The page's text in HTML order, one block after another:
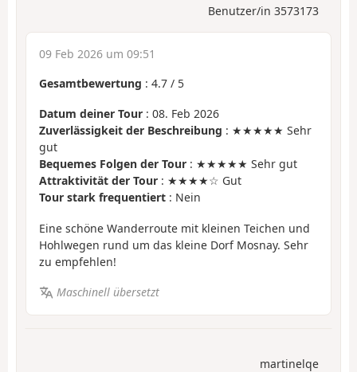
Benutzer/in 3573173
09 Feb 2026 um 09:51
Gesamtbewertung : 4.7 / 5
Datum deiner Tour : 08. Feb 2026
Zuverlässigkeit der Beschreibung : ★★★★★ Sehr
gut
Bequemes Folgen der Tour : ★★★★★ Sehr gut
Attraktivität der Tour : ★★★★☆ Gut
Tour stark frequentiert : Nein
Eine schöne Wanderroute mit kleinen Teichen und
Hohlwegen rund um das kleine Dorf Mosnay. Sehr
zu empfehlen!
Maschinell übersetzt
martinelqe